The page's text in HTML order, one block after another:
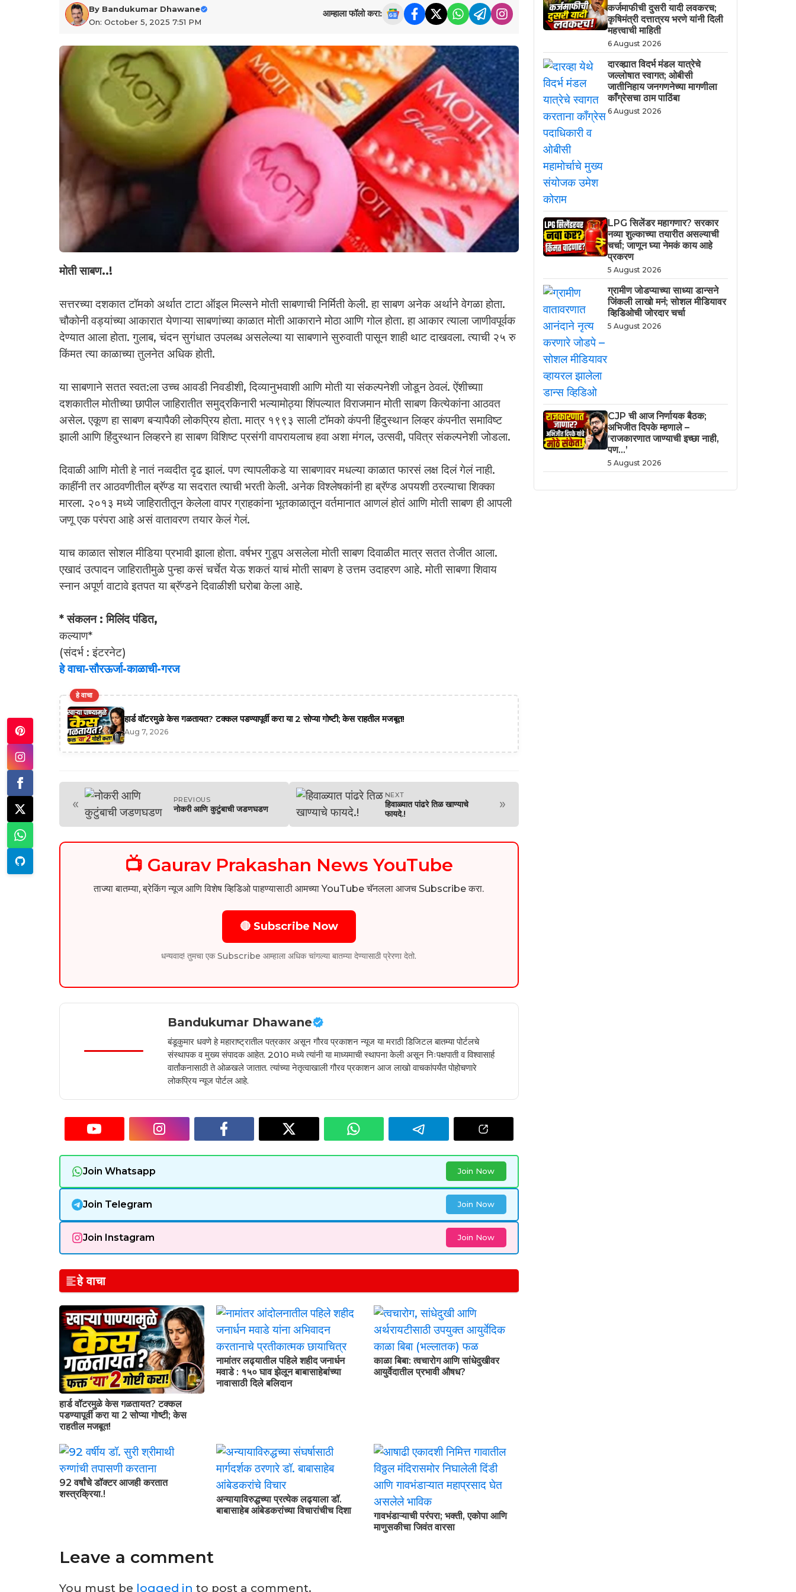
By Bandukumar Dhawane
On: October 5, 2025 7:51 PM
आम्हाला फॉलो करा:
मोती साबण..!
सत्तरच्या दशकात टॉमको अर्थात टाटा ऑइल मिल्सने मोती साबणाची निर्मिती केली. हा साबण अनेक अर्थाने वेगळा होता.
चौकोनी वड्यांच्या आकारात येणाऱ्या साबणांच्या काळात मोती आकाराने मोठा आणि गोल होता. हा आकार त्याला जाणीवपूर्वक
देण्यात आला होता. गुलाब, चंदन सुगंधात उपलब्ध असलेल्या या साबणाने सुरुवाती पासून शाही थाट दाखवला. त्याची २५ रु
किंमत त्या काळाच्या तुलनेत अधिक होती.
या साबणाने सतत स्वत:ला उच्च आवडी निवडीशी, दिव्यानुभवाशी आणि मोती या संकल्पनेशी जोडून ठेवलं. ऐंशीच्याा
दशकातील मोतीच्या छापील जाहिरातीत समुद्रकिनारी भल्यामोठ्या शिंपल्यात विराजमान मोती साबण कित्येकांना आठवत
असेल. एकूण हा साबण बऱ्यापैकी लोकप्रिय होता. मात्र १९९३ साली टॉमको कंपनी हिंदुस्थान लिव्हर कंपनीत समाविष्ट
झाली आणि हिंदुस्थान लिव्हरने हा साबण विशिष्ट प्रसंगी वापरायलाच हवा अशा मंगल, उत्सवी, पवित्र संकल्पनेशी जोडला.
दिवाळी आणि मोती हे नातं नव्वदीत दृढ झालं. पण त्यापलीकडे या साबणावर मधल्या काळात फारसं लक्ष दिलं गेलं नाही.
काहींनी तर आठवणीतील ब्रॅण्ड या सदरात त्याची भरती केली. अनेक विश्लेषकांनी हा ब्रॅण्ड अपयशी ठरल्याचा शिक्का
मारला. २०१३ मध्ये जाहिरातीतून केलेला वापर ग्राहकांना भूतकाळातून वर्तमानात आणलं होतं आणि मोती साबण ही आपली
जणू एक परंपरा आहे असं वातावरण तयार केलं गेलं.
याच काळात सोशल मीडिया प्रभावी झाला होता. वर्षभर गुडूप असलेला मोती साबण दिवाळीत मात्र सतत तेजीत आला.
एखादं उत्पादन जाहिरातीमुळे पुन्हा कसं चर्चेत येऊ शकतं याचं मोती साबण हे उत्तम उदाहरण आहे. मोती साबणा शिवाय
स्नान अपूर्ण वाटावे इतपत या ब्रॅण्डने दिवाळीशी घरोबा केला आहे.
* संकलन : मिलिंद पंडित,
कल्याण*
(संदर्भ : इंटरनेट)
हे वाचा-सौरऊर्जा-काळाची-गरज
हे वाचा
हार्ड वॉटरमुळे केस गळतायत? टक्कल पडण्यापूर्वी करा या 2 सोप्या गोष्टी; केस राहतील मजबूत!
Aug 7, 2026
« PREVIOUS
नोकरी आणि कुटुंबाची जडणघडण
NEXT
हिवाळ्यात पांढरे तिळ खाण्याचे
फायदे.!
»
📺 Gaurav Prakashan News YouTube
ताज्या बातम्या, ब्रेकिंग न्यूज आणि विशेष व्हिडिओ पाहण्यासाठी आमच्या YouTube चॅनलला आजच Subscribe करा.
🔴 Subscribe Now
धन्यवाद! तुमचा एक Subscribe आम्हाला अधिक चांगल्या बातम्या देण्यासाठी प्रेरणा देतो.
Bandukumar Dhawane
बंडूकुमार धवणे हे महाराष्ट्रातील पत्रकार असून गौरव प्रकाशन न्यूज या मराठी डिजिटल बातम्या पोर्टलचे
संस्थापक व मुख्य संपादक आहेत. 2010 मध्ये त्यांनी या माध्यमाची स्थापना केली असून निःपक्षपाती व विश्वासार्ह
वार्तांकनासाठी ते ओळखले जातात. त्यांच्या नेतृत्वाखाली गौरव प्रकाशन आज लाखो वाचकांपर्यंत पोहोचणारे
लोकप्रिय न्यूज पोर्टल आहे.
Join Whatsapp Join Now
Join Telegram Join Now
Join Instagram Join Now
हे वाचा
हार्ड वॉटरमुळे केस गळतायत? टक्कल
पडण्यापूर्वी करा या 2 सोप्या गोष्टी; केस
राहतील मजबूत!
नामांतर लढ्यातील पहिले शहीद जनार्धन
मवाडे : १५० घाव झेलून बाबासाहेबांच्या
नावासाठी दिले बलिदान
काळा बिबा: त्वचारोग आणि सांधेदुखीवर
आयुर्वेदातील प्रभावी औषध?
92 वर्षांचे डॉक्टर आजही करतात
शस्त्रक्रिया.!
अन्यायाविरुद्धच्या प्रत्येक लढ्याला डॉ.
बाबासाहेब आंबेडकरांच्या विचारांचीच दिशा
गावभंडाऱ्याची परंपरा; भक्ती, एकोपा आणि
माणुसकीचा जिवंत वारसा
Leave a comment
You must be logged in to post a comment.
कर्जमाफीची दुसरी यादी लवकरच;
कृषिमंत्री दत्तात्रय भरणे यांनी दिली
महत्त्वाची माहिती
6 August 2026
दारव्ह्यात विदर्भ मंडल यात्रेचे
जल्लोषात स्वागत; ओबीसी
जातीनिहाय जनगणनेच्या मागणीला
काँग्रेसचा ठाम पाठिंबा
6 August 2026
LPG सिलेंडर महागणार? सरकार
नव्या शुल्काच्या तयारीत असल्याची
चर्चा; जाणून घ्या नेमकं काय आहे
प्रकरण
5 August 2026
ग्रामीण जोडप्याच्या साध्या डान्सने
जिंकली लाखो मनं; सोशल मीडियावर
व्हिडिओची जोरदार चर्चा
5 August 2026
CJP ची आज निर्णायक बैठक;
अभिजीत दिपके म्हणाले –
‘राजकारणात जाण्याची इच्छा नाही,
पण…’
5 August 2026